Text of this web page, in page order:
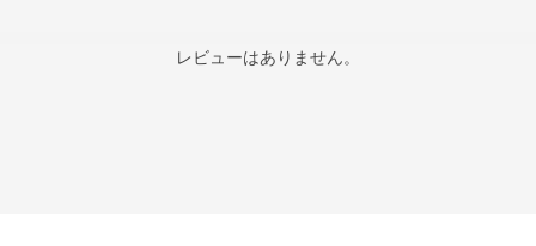
レビューはありません。